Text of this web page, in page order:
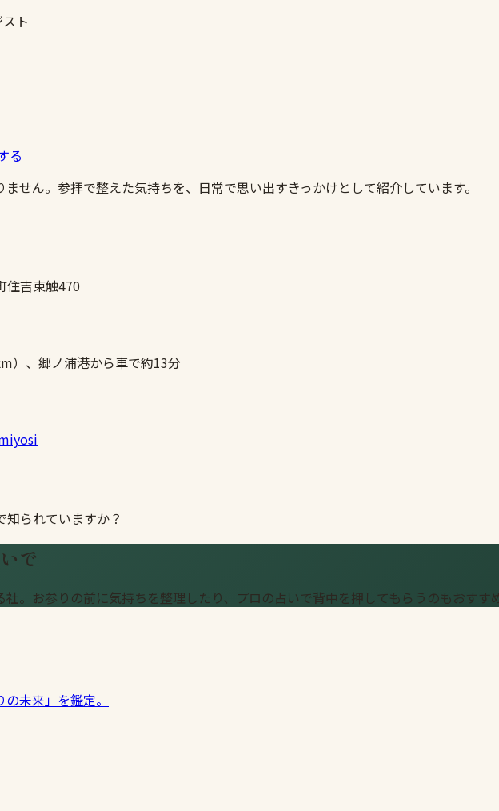
ト
る
せん。参拝で整えた気持ちを、日常で思い出すきっかけとして紹介しています。
住吉東触470
）、郷ノ浦港から車で約13分
られていますか？
で
。お参りの前に気持ちを整理したり、プロの占いで背中を押してもらうのもおすす
未来」を鑑定。